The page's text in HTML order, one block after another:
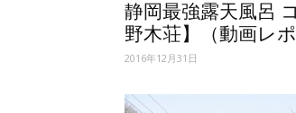
静岡最強露天風呂
野木荘】（動画レポ
2016年12月31日